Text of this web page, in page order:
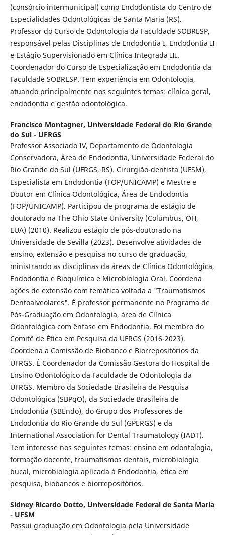
(consórcio intermunicipal) como Endodontista do Centro de
Especialidades Odontológicas de Santa Maria (RS).
Professor do Curso de Odontologia da Faculdade SOBRESP,
responsável pelas Disciplinas de Endodontia I, Endodontia II
e Estágio Supervisionado em Clínica Integrada III.
Coordenador do Curso de Especialização em Endodontia da
Faculdade SOBRESP. Tem experiência em Odontologia,
atuando principalmente nos seguintes temas: clínica geral,
endodontia e gestão odontológica.
Francisco Montagner, Universidade Federal do Rio Grande
do Sul - UFRGS
Professor Associado IV, Departamento de Odontologia
Conservadora, Área de Endodontia, Universidade Federal do
Rio Grande do Sul (UFRGS, RS). Cirurgião-dentista (UFSM),
Especialista em Endodontia (FOP/UNICAMP) e Mestre e
Doutor em Clínica Odontológica, Área de Endodontia
(FOP/UNICAMP). Participou de programa de estágio de
doutorado na The Ohio State University (Columbus, OH,
EUA) (2010). Realizou estágio de pós-doutorado na
Universidade de Sevilla (2023). Desenvolve atividades de
ensino, extensão e pesquisa no curso de graduação,
ministrando as disciplinas da áreas de Clínica Odontológica,
Endodontia e Bioquímica e Microbiologia Oral. Coordena
ações de extensão com temática voltada a "Traumatismos
Dentoalveolares". É professor permanente no Programa de
Pós-Graduação em Odontologia, área de Clínica
Odontológica com ênfase em Endodontia. Foi membro do
Comitê de Ética em Pesquisa da UFRGS (2016-2023).
Coordena a Comissão de Biobanco e Biorrepositórios da
UFRGS. É Coordenador da Comissão Gestora do Hospital de
Ensino Odontológico da Faculdade de Odontologia da
UFRGS. Membro da Sociedade Brasileira de Pesquisa
Odontológica (SBPqO), da Sociedade Brasileira de
Endodontia (SBEndo), do Grupo dos Professores de
Endodontia do Rio Grande do Sul (GPERGS) e da
International Association for Dental Traumatology (IADT).
Tem interesse nos seguintes temas: ensino em odontologia,
formação docente, traumatismos dentais, microbiologia
bucal, microbiologia aplicada à Endodontia, ética em
pesquisa, biobancos e biorrepositórios.
Sidney Ricardo Dotto, Universidade Federal de Santa Maria
- UFSM
Possui graduação em Odontologia pela Universidade